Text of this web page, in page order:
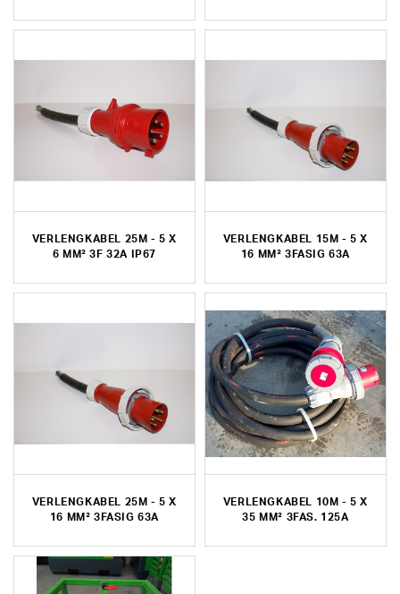
VERLENGKABEL 25M - 5 X
6 MM² 3F 32A IP67
VERLENGKABEL 15M - 5 X
16 MM² 3FASIG 63A
VERLENGKABEL 25M - 5 X
16 MM² 3FASIG 63A
VERLENGKABEL 10M - 5 X
35 MM² 3FAS. 125A